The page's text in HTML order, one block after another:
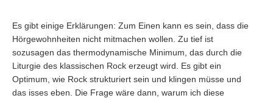
Es gibt einige Erklärungen: Zum Einen kann es sein, dass die
Hörgewohnheiten nicht mitmachen wollen. Zu tief ist
sozusagen das thermodynamische Minimum, das durch die
Liturgie des klassischen Rock erzeugt wird. Es gibt ein
Optimum, wie Rock strukturiert sein und klingen müsse und
das isses eben. Die Frage wäre dann, warum ich diese